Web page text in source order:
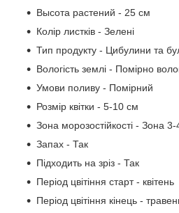
Высота растений - 25 см
Колір листків - Зелені
Тип продукту - Цибулини та
Вологість землі - Помірно
Умови поливу - Помірний
Розмір квітки - 5-10 см
Зона морозостійкості - Зона 3-
Запах - Так
Підходить на зріз - Так
Період цвітіння старт - квітень
Період цвітіння кінець -